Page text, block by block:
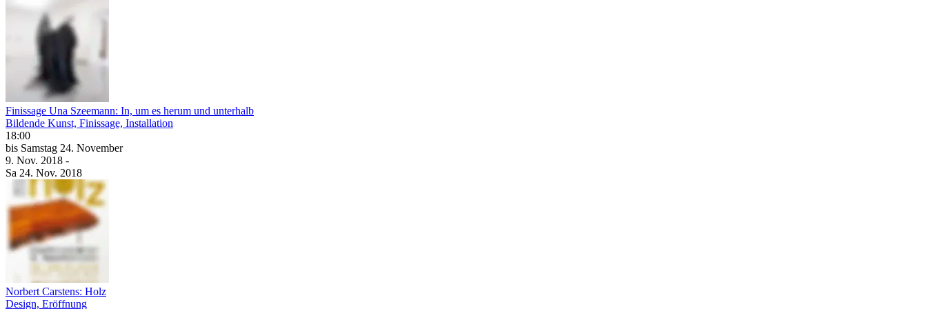
Finissage Una Szeemann: In, um es herum und unterhalb
Bildende Kunst, Finissage, Installation
18:00
bis Samstag 24. November
9. Nov. 2018 -
Sa 24. Nov. 2018
Norbert Carstens: Holz
Design, Eröffnung